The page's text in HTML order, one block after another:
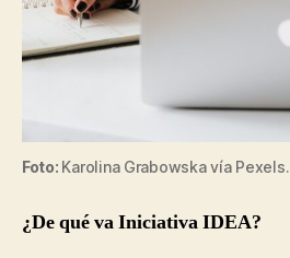
Foto: Karolina Grabowska vía Pexels.
¿De qué va Iniciativa IDEA?